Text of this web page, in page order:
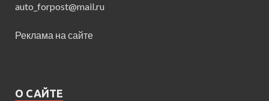
auto_forpost@mail.ru
Реклама на сайте
О САЙТЕ